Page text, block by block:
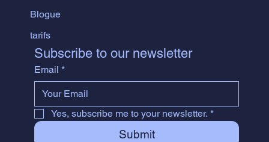
Blogue
tarifs
Subscribe to our newsletter
Email *
Yes, subscribe me to your newsletter. *
Submit